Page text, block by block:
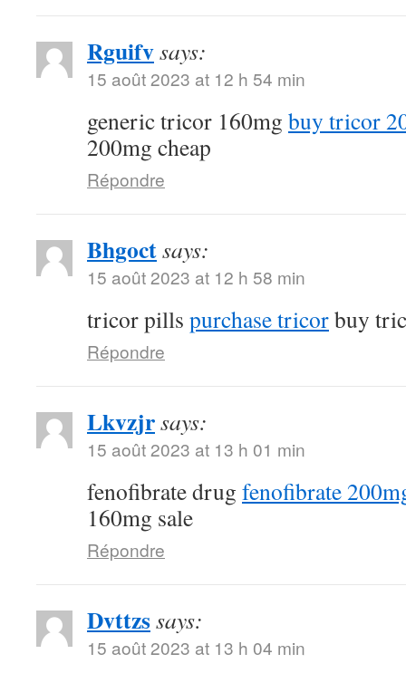
Rguifvsays:
15 août 2023 at 12 h 54 min
generic tricor 160mg buy tricor
200mg cheap
Répondre
Bhgoctsays:
15 août 2023 at 12 h 58 min
tricor pills purchase tricorbuy
Répondre
Lkvzjrsays:
15 août 2023 at 13 h 01 min
fenofibrate drug fenofibrate
160mg sale
Répondre
Dvttzssays:
15 août 2023 at 13 h 04 min